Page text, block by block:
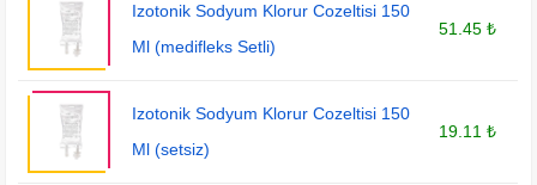
Izotonik Sodyum Klorur Cozeltisi 150
Ml (medifleks Setli)
51.45 ₺
Izotonik Sodyum Klorur Cozeltisi 150
Ml (setsiz)
19.11 ₺